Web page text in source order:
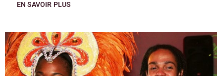
EN SAVOIR PLUS